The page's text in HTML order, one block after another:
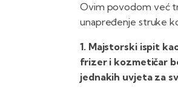
Ovim povodom već
unapređenje struke
1. Majstorski ispit
frizer i kozmetičar
jednakih uvjeta za